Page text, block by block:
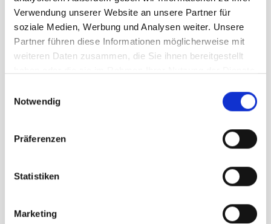
Verwendung unserer Website an unsere Partner für
soziale Medien, Werbung und Analysen weiter. Unsere
Partner führen diese Informationen möglicherweise mit
weiteren Daten zusammen, die Sie ihnen bereitgestellt
Notwendig
Präferenzen
Statistiken
Marketing
Beschreibung /
Vaude Rosemoor Fleece
Möglichkeit zum Einzippen in